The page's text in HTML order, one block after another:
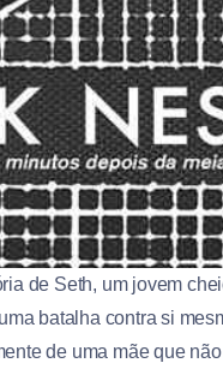
de Seth, um jovem
batalha contra si
de uma mãe que